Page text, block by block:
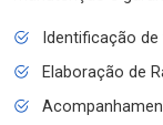
Identificação
Elaboração de